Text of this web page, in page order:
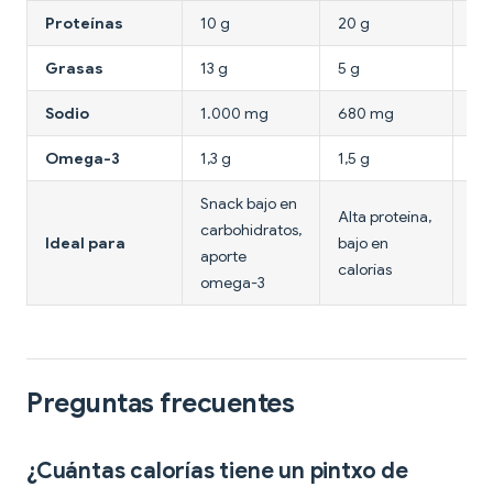
Proteínas 10 g 20 g
Grasas 13 g 5 g
Sodio 1.000 mg 680 mg
Omega-3 1,3 g 1,5 g
Ideal para
Snack bajo en
carbohidratos,
aporte
omega-3
Alta proteína,
bajo en
calorías
Preguntas frecuentes
¿Cuántas calorías tiene un pintxo de